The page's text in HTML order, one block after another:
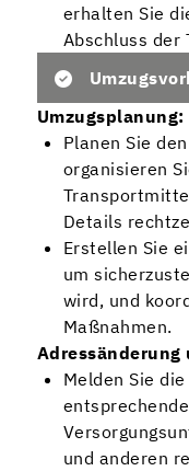
erhalten Sie
Abschluss der
Umzugsplanung:
Planen Sie
organisieren
Details
Erstellen Sie
um
wird, und
Maßnahmen.
Adressänderung
Melden Sie
und anderen